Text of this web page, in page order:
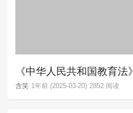
《中华人民共和国教育法》
含笑 1年前 (2025-03-20) 2852 阅读